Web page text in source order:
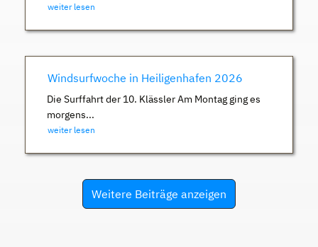
weiter lesen
Windsurfwoche in Heiligenhafen 2026
Die Surffahrt der 10. Klässler Am Montag ging es
morgens...
weiter lesen
Weitere Beiträge anzeigen